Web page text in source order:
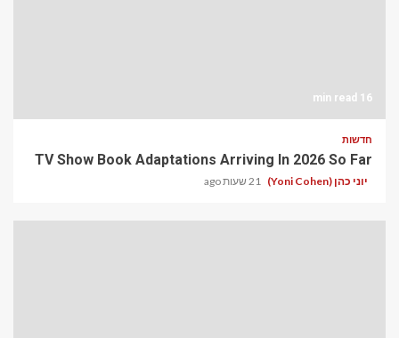
16 min read
חדשות
TV Show Book Adaptations Arriving In 2026 So Far
יוני כהן (Yoni Cohen) 21 שעות ago